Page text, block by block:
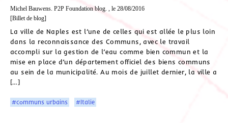
Michel Bauwens. P2P Foundation blog. , le 28/08/2016
[Billet de blog]
La ville de Naples est l’une de celles qui est allée le plus loin
dans la reconnaissance des Communs, avec le travail
accompli sur la gestion de l’eau comme bien commun et la
mise en place d’un département officiel des biens communs
au sein de la municipalité. Au mois de juillet dernier, la ville a
[…]
#communs urbains #Italie